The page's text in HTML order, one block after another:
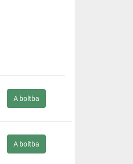
A boltba
A boltba